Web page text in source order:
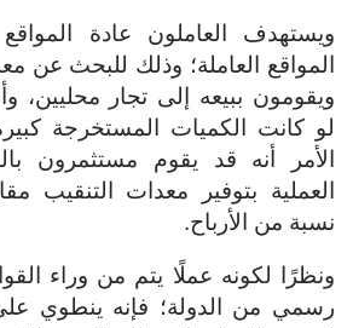
ويستهدف العاملون عادة
المواقع العاملة؛ وذلك للبحث عن
ويقومون ببيعه إلى تجار محليين،
لو كانت الكميات المستخرجة
الأمر أنه قد يقوم مستثمرون
العملية بتوفير معدات التنقيب
نسبة من الأرباح.
ونظرًا لكونه عملًا يتم من وراء
رسمي من الدولة؛ فإنه ينطوي